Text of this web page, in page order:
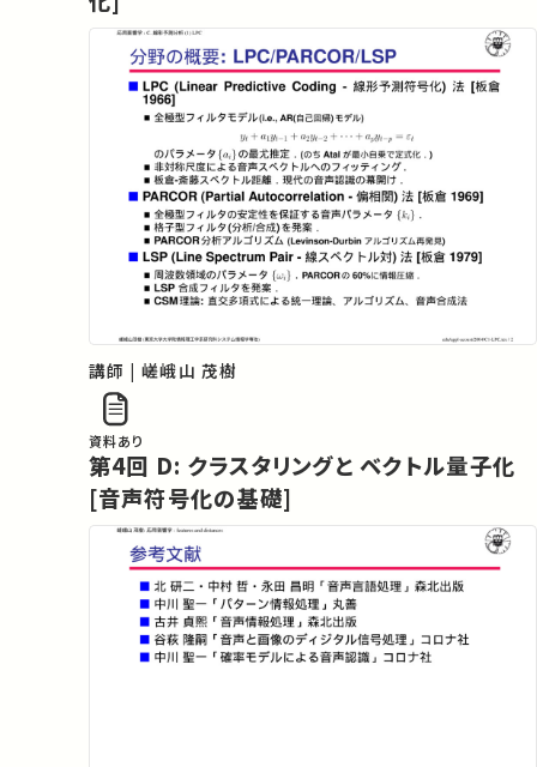
講師 | 嵯峨山 茂樹
資料あり
第4回 D: クラスタリングと ベクトル量子化
[音声符号化の基礎]